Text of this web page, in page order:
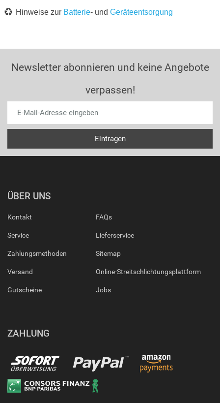
Hinweise zur Batterie- und Geräteentsorgung
Newsletter abonnieren und keine Angebote
verpassen!
ÜBER UNS
Kontakt
Service
Zahlungsmethoden
Versand
Gutscheine
FAQs
Lieferservice
Sitemap
Online-Streitschlichtungsplattform
Jobs
ZAHLUNG